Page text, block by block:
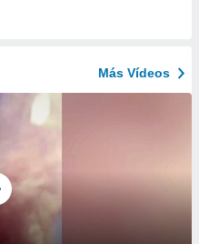
Más Vídeos